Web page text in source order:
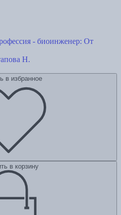
- биоинженер: От
Н.
в избранное
в корзину